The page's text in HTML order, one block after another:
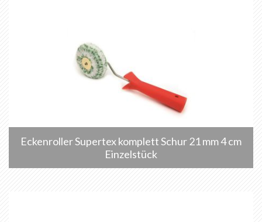
Eckenroller Supertex komplett Schur 21 mm 4 cm
Einzelstück